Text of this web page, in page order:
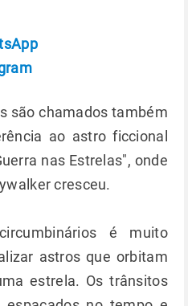
são chamados também
ao astro ficcional
nas Estrelas", onde
cresceu.
é muito
astros que orbitam
estrela. Os trânsitos